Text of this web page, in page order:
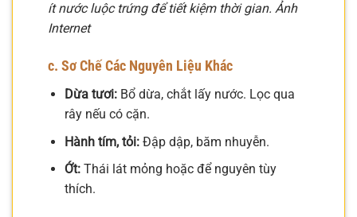
ít nước luộc trứng để tiết kiệm thời gian. Ảnh
Internet
c. Sơ Chế Các Nguyên Liệu Khác
Dừa tươi:Bổ dừa, chắt lấy nước. Lọc qua
rây nếu có cặn.
Hành tím, tỏi:Đập dập, băm nhuyễn.
Ớt:Thái lát mỏng hoặc để nguyên tùy
thích.